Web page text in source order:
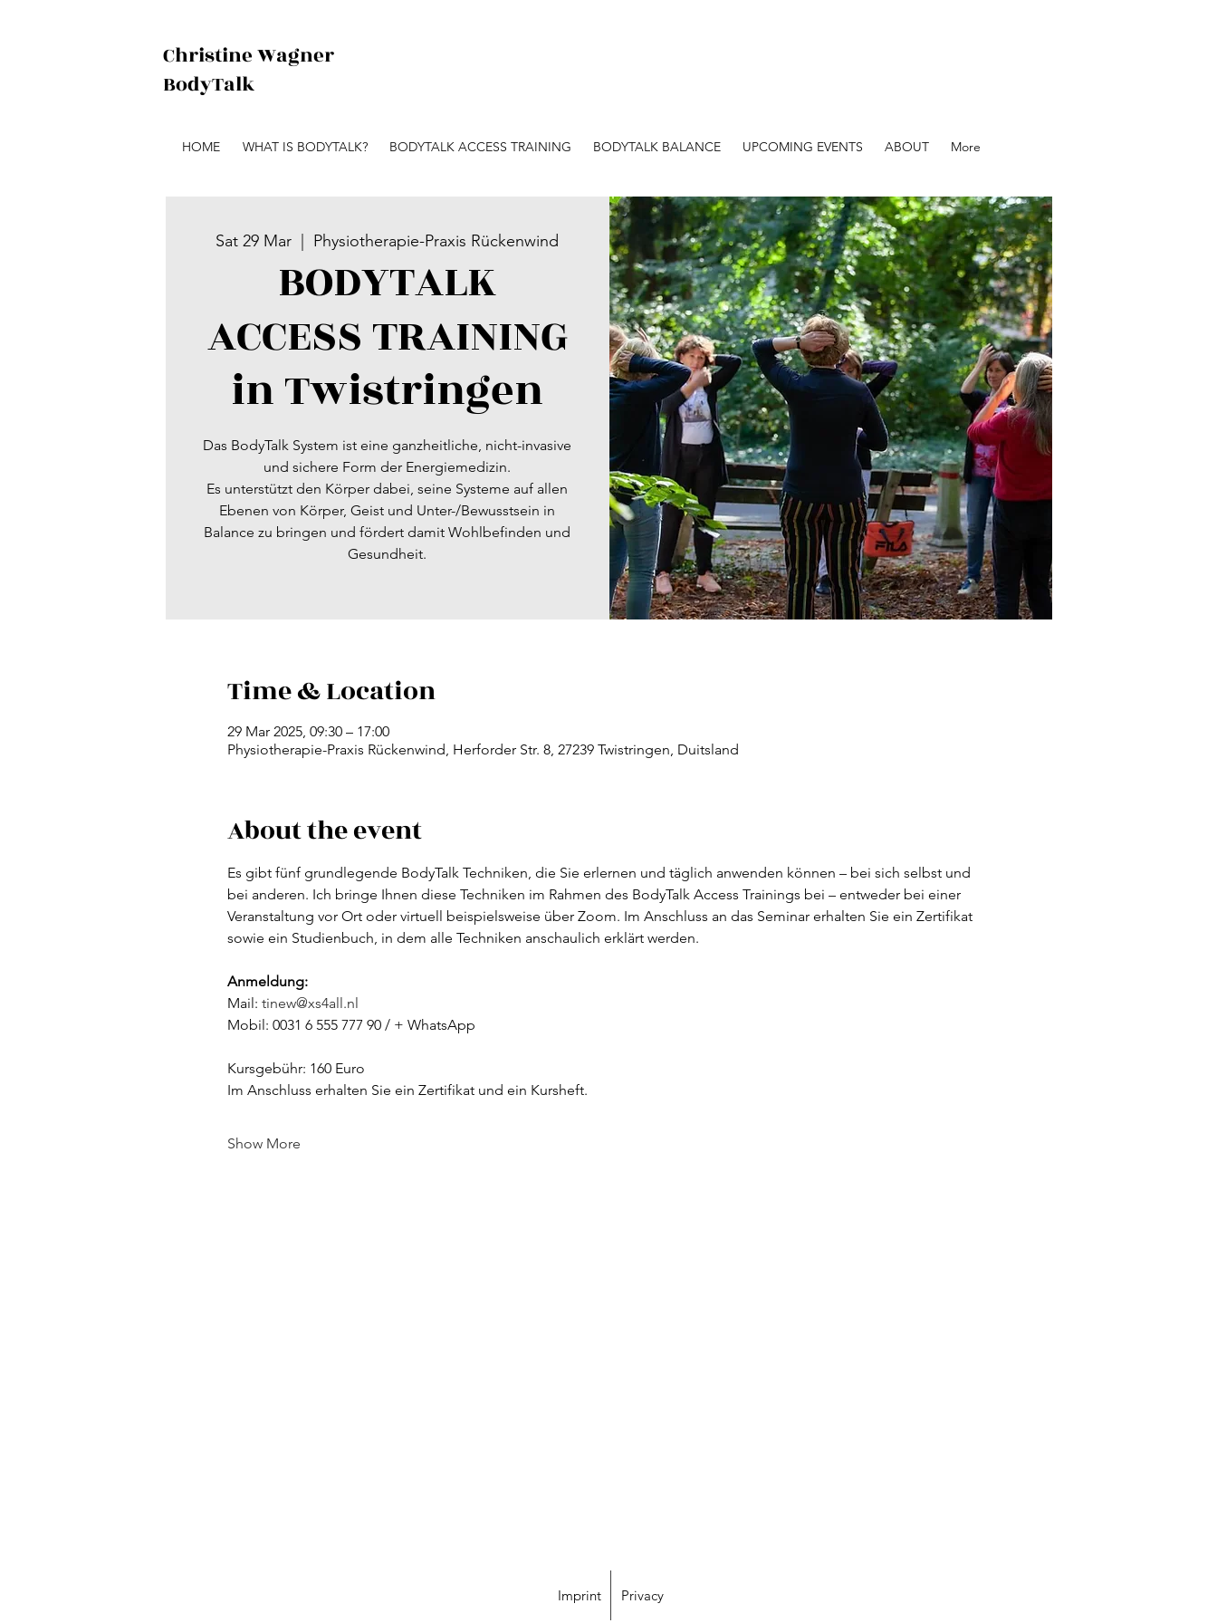
Sat 29 Mar
  |
Physiotherapie-Praxis Rückenwind
BODYTALK
ACCESS TRAINING
in Twistringen
Das BodyTalk System ist eine ganzheitliche, nicht-invasive
und sichere Form der Energiemedizin.
Es unterstützt den Körper dabei, seine Systeme auf allen
Ebenen von Körper, Geist und Unter-/Bewusstsein in
Balance zu bringen und fördert damit Wohlbefinden und
Time & Location
29 Mar 2025, 09:30 – 17:00
Physiotherapie-Praxis Rückenwind, Herforder Str. 8, 27239 Twistringen, Duitsland
About the event
Es gibt fünf grundlegende BodyTalk Techniken, die Sie erlernen und täglich anwenden können – bei sich selbst und
bei anderen. Ich bringe Ihnen diese Techniken im Rahmen des BodyTalk Access Trainings bei – entweder bei einer
Veranstaltung vor Ort oder virtuell beispielsweise über Zoom. Im Anschluss an das Seminar erhalten Sie ein Zertifikat
sowie ein Studienbuch, in dem alle Techniken anschaulich erklärt werden.
Anmeldung:
Mail: tinew@xs4all.nl
Mobil: 0031 6 555 777 90 / + WhatsApp
Kursgebühr: 160 Euro
Im Anschluss erhalten Sie ein Zertifikat und ein Kursheft.
Show More
Christine Wagner
BodyTalk
HOME WHAT IS BODYTALK? BODYTALK ACCESS TRAINING BODYTALK BALANCE UPCOMING EVENTS ABOUT More
Imprint Privacy